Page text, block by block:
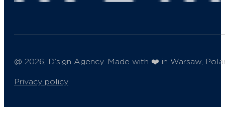
@ 2026, D’sign Agency. Made with ❤️ in Warsaw,
Privacy policy